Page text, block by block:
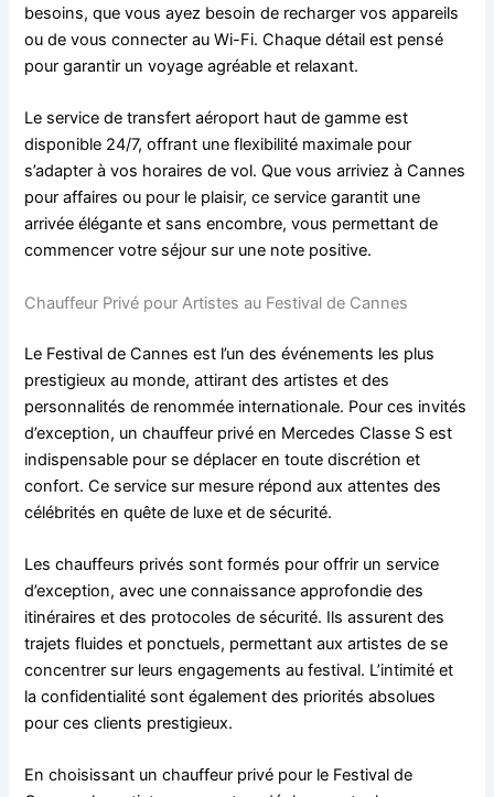
besoins, que vous ayez besoin de recharger vos appareils
ou de vous connecter au Wi-Fi. Chaque détail est pensé
pour garantir un voyage agréable et relaxant.
Le service de transfert aéroport haut de gamme est
disponible 24/7, offrant une flexibilité maximale pour
s’adapter à vos horaires de vol. Que vous arriviez à Cannes
pour affaires ou pour le plaisir, ce service garantit une
arrivée élégante et sans encombre, vous permettant de
commencer votre séjour sur une note positive.
Chauffeur Privé pour Artistes au Festival de Cannes
Le Festival de Cannes est l’un des événements les plus
prestigieux au monde, attirant des artistes et des
personnalités de renommée internationale. Pour ces invités
d’exception, un chauffeur privé en Mercedes Classe S est
indispensable pour se déplacer en toute discrétion et
confort. Ce service sur mesure répond aux attentes des
célébrités en quête de luxe et de sécurité.
Les chauffeurs privés sont formés pour offrir un service
d’exception, avec une connaissance approfondie des
itinéraires et des protocoles de sécurité. Ils assurent des
trajets fluides et ponctuels, permettant aux artistes de se
concentrer sur leurs engagements au festival. L’intimité et
la confidentialité sont également des priorités absolues
pour ces clients prestigieux.
En choisissant un chauffeur privé pour le Festival de